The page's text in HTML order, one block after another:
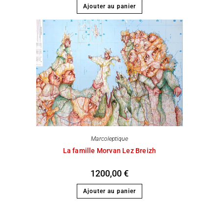
Ajouter au panier
Marcoleptique
La famille Morvan Lez Breizh
1200,00€
Ajouter au panier